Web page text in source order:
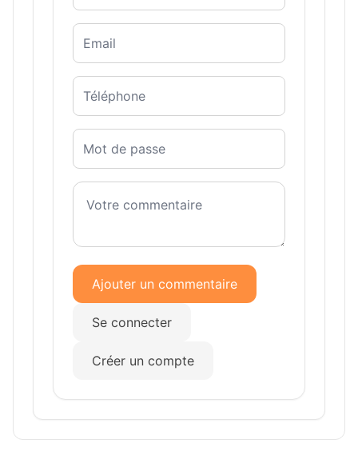
Ajouter un commentaire
Se connecter
Créer un compte